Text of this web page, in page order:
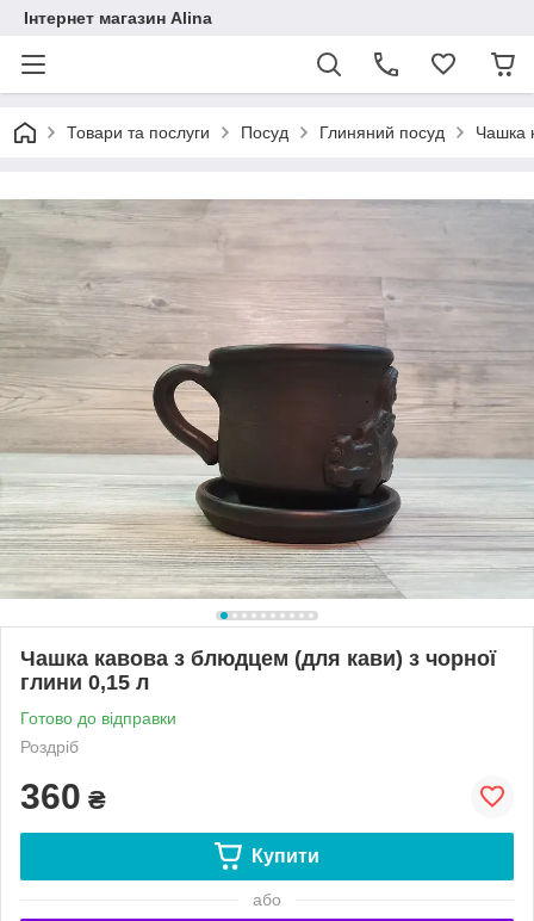
Інтернет магазин Alina
Товари та послуги Посуд Глиняний посуд Чашка
Чашка кавова з блюдцем (для кави) з чорної
глини 0,15 л
Готово до відправки
Роздріб
360 ₴
Купити
або